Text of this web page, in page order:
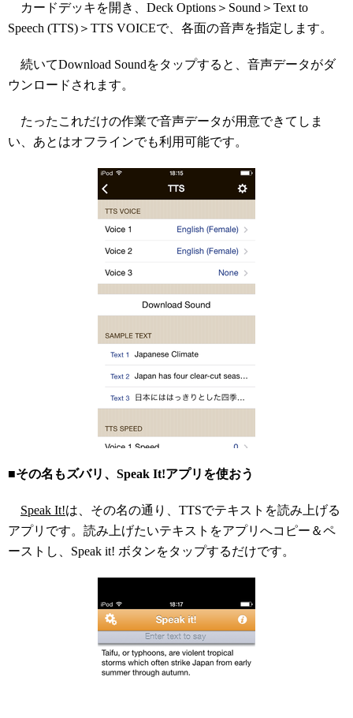
カードデッキを開き、Deck Options＞Sound＞Text to
Speech (TTS)＞TTS VOICEで、各面の音声を指定します。
続いてDownload Soundをタップすると、音声データがダ
ウンロードされます。
たったこれだけの作業で音声データが用意できてしま
い、あとはオフラインでも利用可能です。
■その名もズバリ、Speak It!アプリを使おう
Speak It!は、その名の通り、TTSでテキストを読み上げる
アプリです。読み上げたいテキストをアプリへコピー＆ペ
ーストし、Speak it! ボタンをタップするだけです。